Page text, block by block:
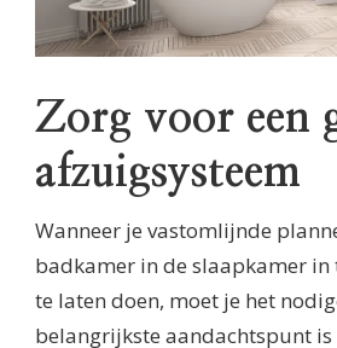
Zorg voor een
afzuigsysteem
Wanneer je vastomlijnde
badkamer in de slaapkamer
te laten doen, moet je het
belangrijkste aandachtspunt